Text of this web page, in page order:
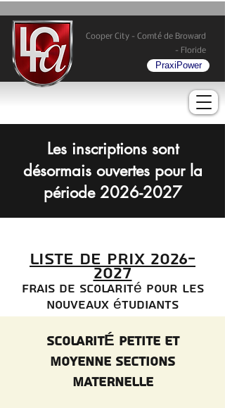
Cooper City - Comté de Broward
- Floride
PraxiPower
Les inscriptions sont
désormais ouvertes pour la
période 2026-2027
Liste de prix 2026-
2027
frais de scolarité pour les
nouveaux étudiants
SCOLARITÉ Petite et
Moyenne Sections
MATERNELLE